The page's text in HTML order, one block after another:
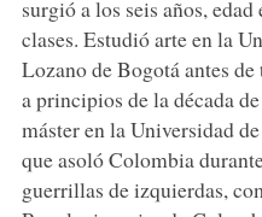
surgió a los seis años,
clases. Estudió arte en la
Lozano de Bogotá antes
a principios de la década
máster en la Universidad
que asoló Colombia
guerrillas de izquierdas,